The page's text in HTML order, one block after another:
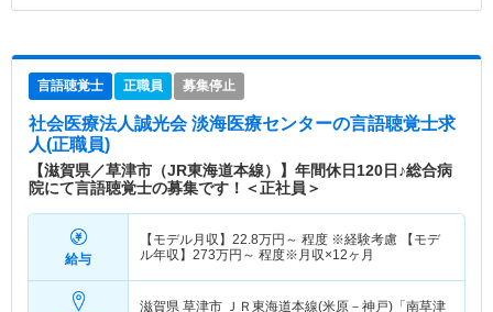
言語聴覚士 正職員 募集停止
社会医療法人誠光会 淡海医療センターの言語聴覚士求
人(正職員)
【滋賀県／草津市（JR東海道本線）】年間休日120日♪総合病
院にて言語聴覚士の募集です！＜正社員＞
給与
【モデル月収】 22.8万円～ 程度 ※経験考慮 【モデ
ル年収】 273万円～ 程度※月収×12ヶ月
滋賀県 草津市 ＪＲ東海道本線(米原－神戸)「南草津